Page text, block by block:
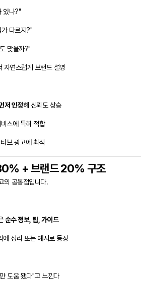
있나?"
다르지?"
맞을까?"
자연스럽게 브랜드 설명
저 인정해 신뢰도 상승
스에 특히 적합
브 광고에 최적
+ 브랜드 20% 구조
의 공통점입니다.
순수 정보, 팁, 가이드
에 정리 또는 예시로 등장
도움 됐다"고 느낀다